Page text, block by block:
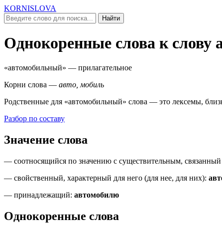
KORNISLOVA
Найти
Однокоренные слова к слову
«автомобильный» — прилагательное
Корни слова — авто, мобиль
Родственные для «автомобильный» слова — это лексемы,
Разбор по составу
Значение слова
— соотносящийся по значению с существительным,
— свойственный, характерный для него (для нее, для них):
— принадлежащий: автомобилю
Однокоренные слова